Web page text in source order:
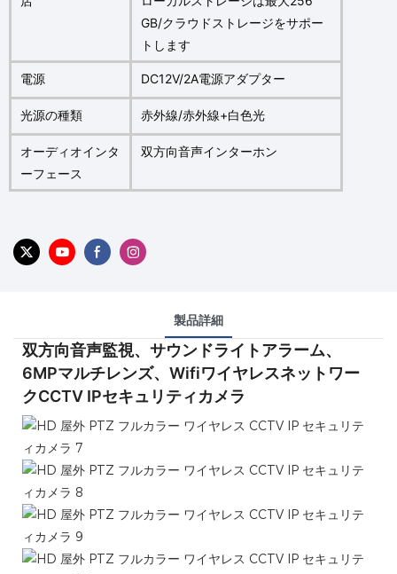
GB/クラウドストレージをサポー
トします
電源 DC12V/2A電源アダプター
光源の種類 赤外線/赤外線+白色光
オーディオインタ
ーフェース
双方向音声インターホン
製品詳細
双方向音声監視、サウンドライトアラーム、
6MPマルチレンズ、Wifiワイヤレスネットワー
クCCTV IPセキュリティカメラ